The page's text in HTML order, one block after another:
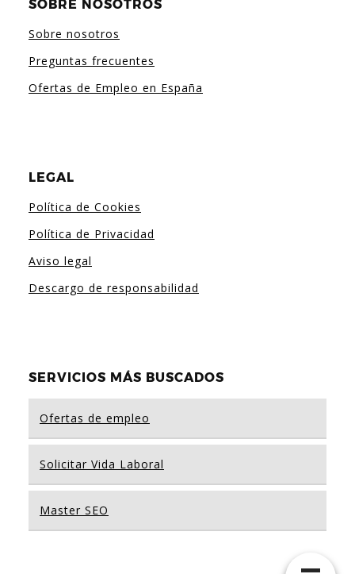
SOBRE NOSOTROS
Sobre nosotros
Preguntas frecuentes
Ofertas de Empleo en España
LEGAL
Política de Cookies
Política de Privacidad
Aviso legal
Descargo de responsabilidad
SERVICIOS MÁS BUSCADOS
Ofertas de empleo
Solicitar Vida Laboral
Master SEO